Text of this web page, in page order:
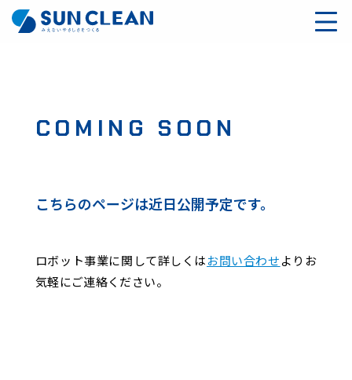
COMING SOON
こちらのページは近日公開予定です。
ロボット事業に関して詳しくはお問い合わせよりお
気軽にご連絡ください。